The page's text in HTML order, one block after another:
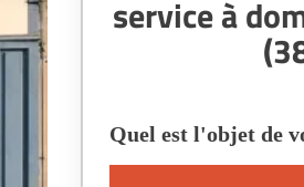
service à
Quel est l'objet de